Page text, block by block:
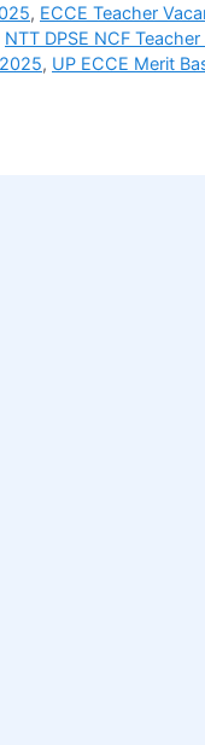
, ECCE Teacher
NTT DPSE NCF
, UP ECCE Merit